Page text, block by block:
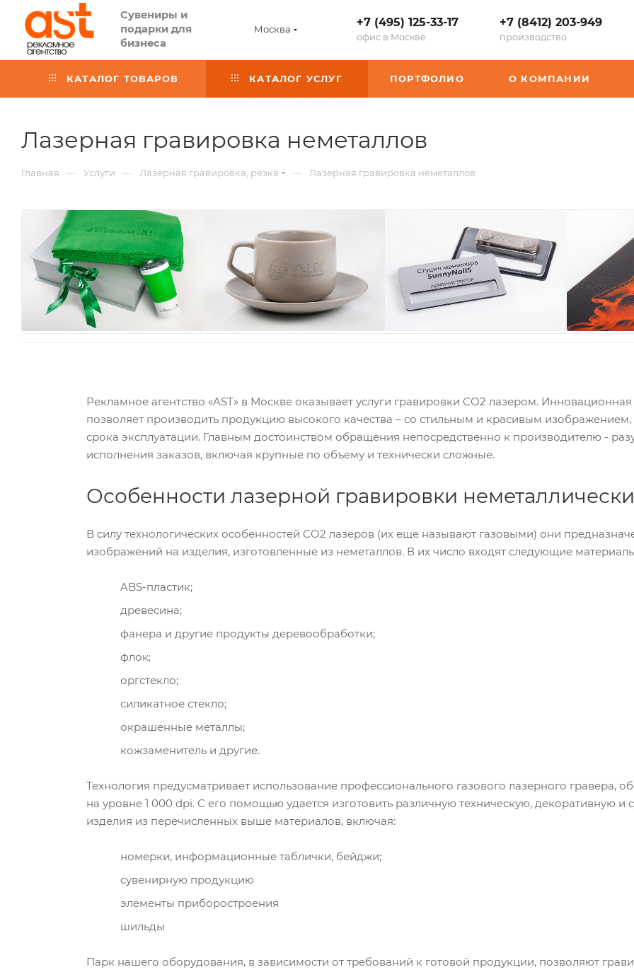
Сувениры и
подарки для
бизнеса
Москва +7 (495) 125-33-17
офис в Москве
+7 (8412) 203-949
производство
КАТАЛОГ ТОВАРОВ КАТАЛОГ УСЛУГ ПОРТФОЛИО О КОМПАНИИ
Лазерная гравировка неметаллов
Главная — Услуги — Лазерная гравировка, резка — Лазерная гравировка неметаллов
Рекламное агентство «AST» в Москве оказывает услуги гравировки CO2 лазером.
позволяет производить продукцию высокого качества – со стильным и красивым
срока эксплуатации. Главным достоинством обращения непосредственно к производителю -
исполнения заказов, включая крупные по объему и технически сложные.
Особенности лазерной гравировки
В силу технологических особенностей CO2 лазеров (их еще называют газовыми) они
изображений на изделия, изготовленные из неметаллов. В их число входят следующие
ABS-пластик;
древесина;
фанера и другие продукты деревообработки;
флок;
оргстекло;
силикатное стекло;
окрашенные металлы;
кожзаменитель и другие.
Технология предусматривает использование профессионального газового лазерного гравера,
на уровне 1 000 dpi. С его помощью удается изготовить различную техническую, декоративную
изделия из перечисленных выше материалов, включая:
номерки, информационные таблички, бейджи;
сувенирную продукцию
элементы приборостроения
шильды
Парк нашего оборудования, в зависимости от требований к готовой продукции, позволяют